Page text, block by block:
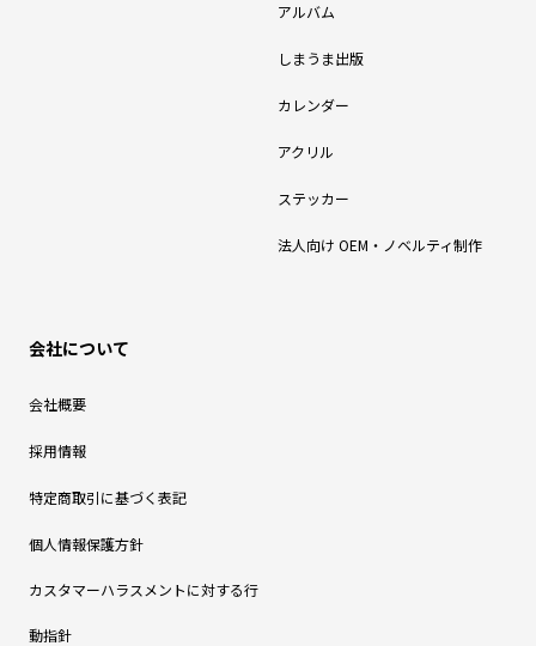
アルバム
しまうま出版
カレンダー
アクリル
ステッカー
法人向け OEM・ノベルティ制作
会社について
会社概要
採用情報
特定商取引に基づく表記
個人情報保護方針
カスタマーハラスメントに対する行
動指針